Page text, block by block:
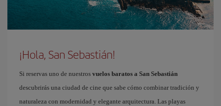
¡Hola, San Sebastián!
Si reservas uno de nuestros vuelos baratos a San Sebastián
descubrirás una ciudad de cine que sabe cómo combinar tradición y
naturaleza con modernidad y elegante arquitectura. Las playas